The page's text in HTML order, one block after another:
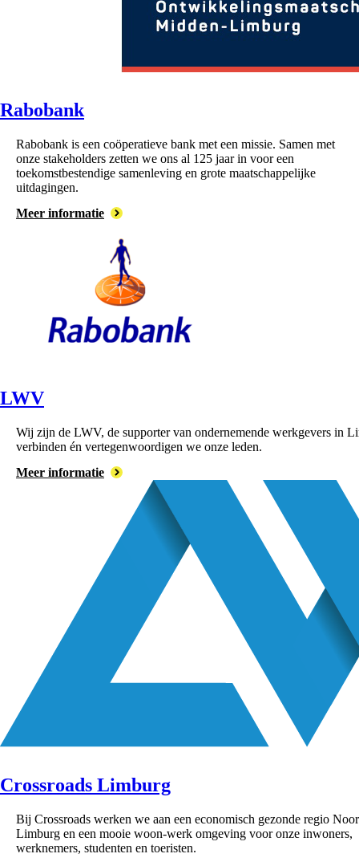
Rabobank
Rabobank is een coöperatieve bank met een missie. Samen met
onze stakeholders zetten we ons al 125 jaar in voor een
toekomstbestendige samenleving en grote maatschappelijke
uitdagingen.
Meer informatie
LWV
Wij zijn de LWV, de supporter van ondernemende werkgevers in
verbinden én vertegenwoordigen we onze leden.
Meer informatie
Crossroads Limburg
Bij Crossroads werken we aan een economisch gezonde regio
Limburg en een mooie woon-werk omgeving voor onze inwoners,
werknemers, studenten en toeristen.